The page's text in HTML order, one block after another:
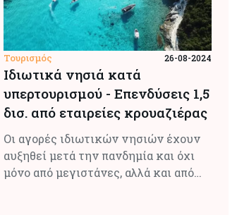
Τουρισμός 26-08-2024
Ιδιωτικά νησιά κατά
υπερτουρισµού - Επενδύσεις 1,5
δισ. από εταιρείες κρουαζιέρας
Οι αγορές ιδιωτικών νησιών έχουν
αυξηθεί µετά την πανδηµία και όχι
µόνο από µεγιστάνες, αλλά και από…